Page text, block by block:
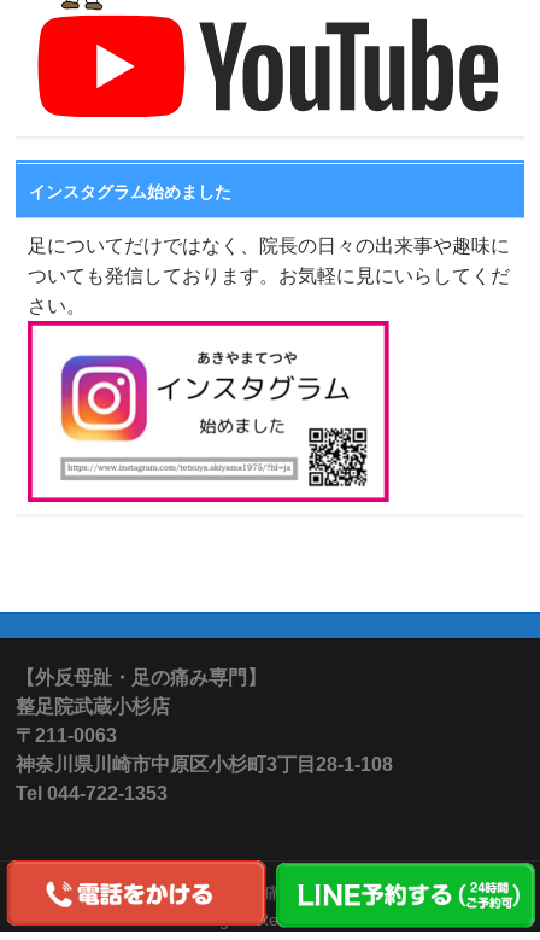
インスタグラム始めました
足についてだけではなく、院長の日々の出来事や趣味に
ついても発信しております。お気軽に見にいらしてくだ
さい。
【外反母趾・足の痛み専門】
整足院武蔵小杉店
〒211-0063
神奈川県川崎市中原区小杉町3丁目28-1-108
Tel 044-722-1353
Copyright © 【外反母趾・足の痛み専門】整足院武蔵小杉店 All
Rights Reserved.